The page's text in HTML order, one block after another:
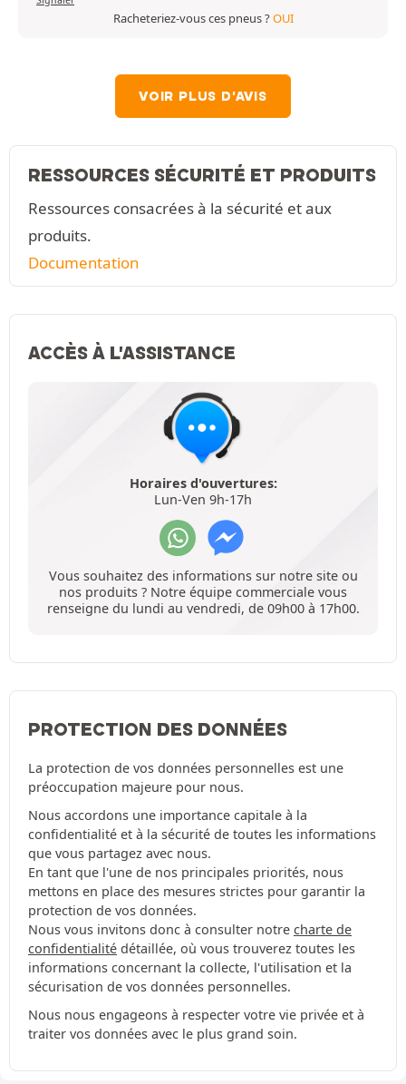
Racheteriez-vous ces pneus ?OUI
VOIR PLUS D'AVIS
RESSOURCES SÉCURITÉ ET PRODUITS
Ressources consacrées à la sécurité et aux
produits.
Documentation
ACCÈS À L'ASSISTANCE
Horaires d'ouvertures:
Lun-Ven 9h-17h
Vous souhaitez des informations sur notre site ou
nos produits ? Notre équipe commerciale vous
renseigne du lundi au vendredi, de 09h00 à 17h00.
PROTECTION DES DONNÉES
La protection de vos données personnelles est une
préoccupation majeure pour nous.
Nous accordons une importance capitale à la
confidentialité et à la sécurité de toutes les informations
que vous partagez avec nous.
En tant que l'une de nos principales priorités, nous
mettons en place des mesures strictes pour garantir la
protection de vos données.
Nous vous invitons donc à consulter notre charte de
confidentialité détaillée, où vous trouverez toutes les
informations concernant la collecte, l'utilisation et la
sécurisation de vos données personnelles.
Nous nous engageons à respecter votre vie privée et à
traiter vos données avec le plus grand soin.